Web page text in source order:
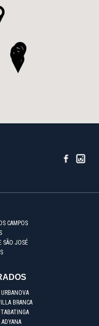
CAMPOS
SÃO JOSÉ
BRANCA